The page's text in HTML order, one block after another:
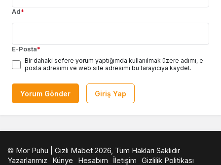
Ad*
E-Posta*
Bir dahaki sefere yorum yaptığımda kullanılmak üzere adımı, e-
posta adresimi ve web site adresimi bu tarayıcıya kaydet.
Yorum Gönder Giriş Yap
© Mor Puhu | Gizli Mabet 2026, Tüm Hakları Saklıdır
Yazarlarımız
Künye Hesabım İletişim Gizlilik Politikası